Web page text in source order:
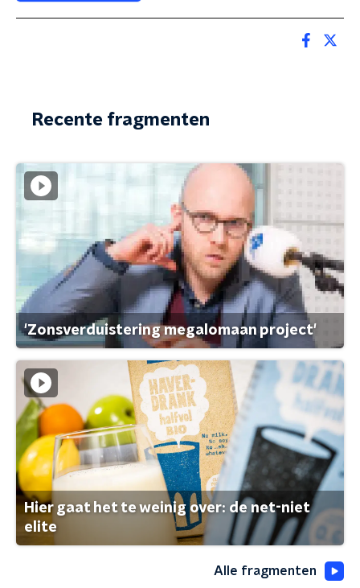
Recente fragmenten
'Zonsverduistering megalomaan project'
Hier gaat het te weinig over: de net-niet
elite
Alle fragmenten